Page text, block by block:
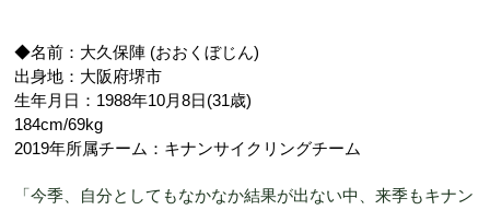
◆名前：大久保陣 (おおくぼじん)
出身地：大阪府堺市
生年月日：1988年10月8日(31歳)
184cm/69kg
2019年所属チーム：キナンサイクリングチーム
「今季、自分としてもなかなか結果が出ない中、来季もキナン